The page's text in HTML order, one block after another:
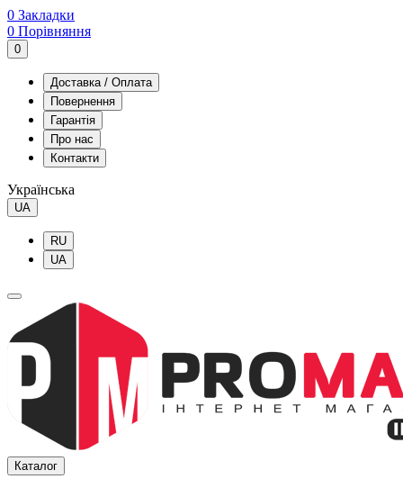
0 Закладки
0 Порівняння
0
Доставка / Оплата
Повернення
Гарантія
Про нас
Контакти
Українська
UA
RU
UA
Каталог